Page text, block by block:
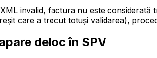
invalid, factura nu este
care a trecut totuși validarea),
deloc în SPV